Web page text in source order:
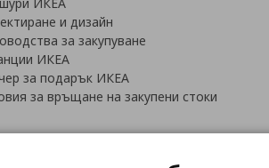
и дизайн
за закупуване
ИКЕА
за подарък ИКЕА
за връщане на закупени стоки